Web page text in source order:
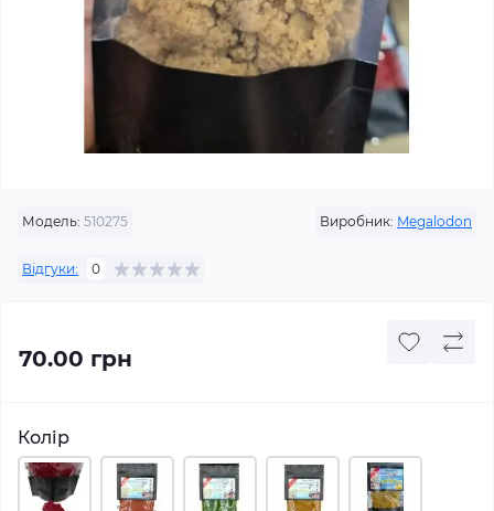
Модель: 510275 Виробник: Megalodon
Відгуки: 0
70.00 грн
Колір